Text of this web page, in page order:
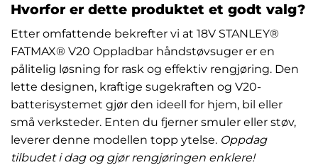
Hvorfor er dette produktet et godt valg?
Etter omfattende bekrefter vi at 18V STANLEY®
FATMAX® V20 Oppladbar håndstøvsuger er en
pålitelig løsning for rask og effektiv rengjøring. Den
lette designen, kraftige sugekraften og V20-
batterisystemet gjør den ideell for hjem, bil eller
små verksteder. Enten du fjerner smuler eller støv,
leverer denne modellen topp ytelse. Oppdag
tilbudet i dag og gjør rengjøringen enklere!